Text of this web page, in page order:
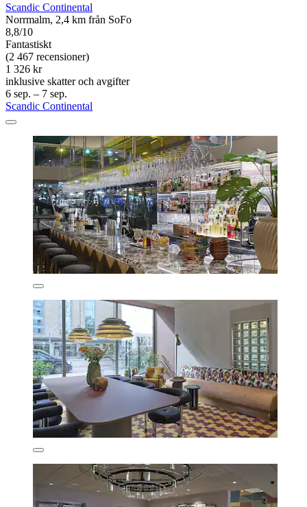
Scandic Continental
Norrmalm, 2,4 km från SoFo
8,8/10
Fantastiskt
(2 467 recensioner)
1 326 kr
inklusive skatter och avgifter
6 sep. – 7 sep.
Scandic Continental